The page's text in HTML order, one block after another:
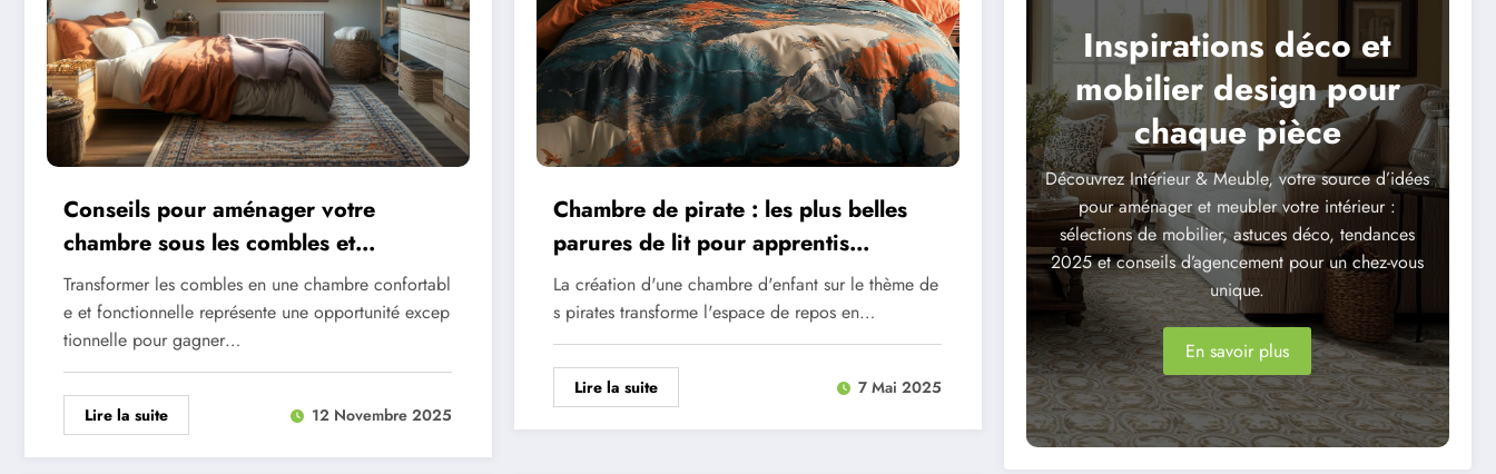
Conseils pour aménager votre
chambre sous les combles et
optimiser l’espace
Transformer les combles en une chambre confortabl
e et fonctionnelle représente une opportunité excep
tionnelle pour gagner…
Lire la suite 12 Novembre 2025
Chambre de pirate : les plus belles
parures de lit pour apprentis
corsaires
La création d'une chambre d'enfant sur le thème de
s pirates transforme l'espace de repos en…
Lire la suite 7 Mai 2025
Inspirations déco et
mobilier design pour
chaque pièce
Découvrez Intérieur & Meuble, votre source d’idées
pour aménager et meubler votre intérieur :
sélections de mobilier, astuces déco, tendances
2025 et conseils d’agencement pour un chez-vous
unique.
En savoir plus